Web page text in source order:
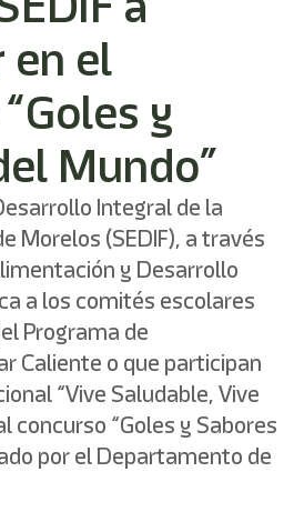
el
y
Mundo”
Integral de la
Morelos (SEDIF), a través
y Desarrollo
a los comités escolares
Programa de
Caliente o que participan
“Vive Saludable, Vive
concurso “Goles y Sabores
por el Departamento de